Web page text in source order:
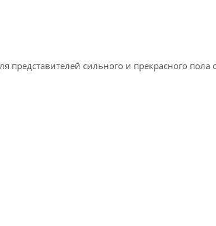
представителей сильного и прекрасного пола